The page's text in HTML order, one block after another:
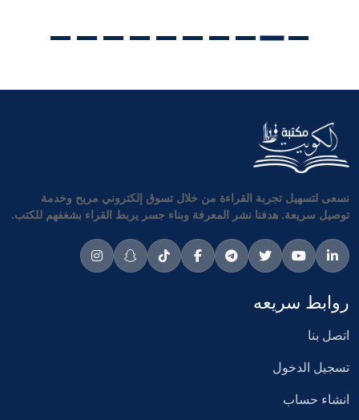
نسعى لتسهيل تجربة القراءة من خلال تسوق إلكتروني مريح وخدمة
توصيل سريعة. هدفنا نشر المعرفة وبناء جسر يربط القراء بشغفهم للكتب.
روابط سريعه
اتصل بنا
تسجيل الدخول
انشاء حساب